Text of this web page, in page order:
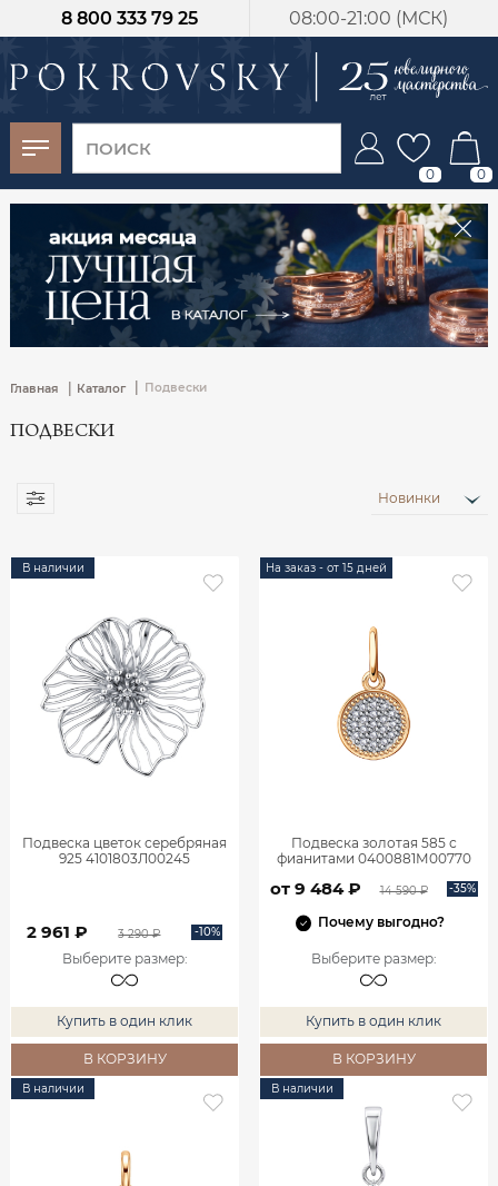
08:00-21:00 (МСК)
8 800 333 79 25
0 0
Главная | Каталог Подвески
ПОДВЕСКИ
Новинки
В наличии
Подвеска цветок серебряная
925 4101803Л00245
2 961 ₽ 3 290 ₽ -10%
Выберите размер:
Купить в один клик
В КОРЗИНУ
На заказ - от 15 дней
Подвеска золотая 585 с
фианитами 0400881М00770
от 9 484 ₽ 14 590 ₽ -35%
Почему выгодно?
Выберите размер:
Купить в один клик
В КОРЗИНУ
В наличии В наличии
-30%
от 15 дней с
момента оплаты